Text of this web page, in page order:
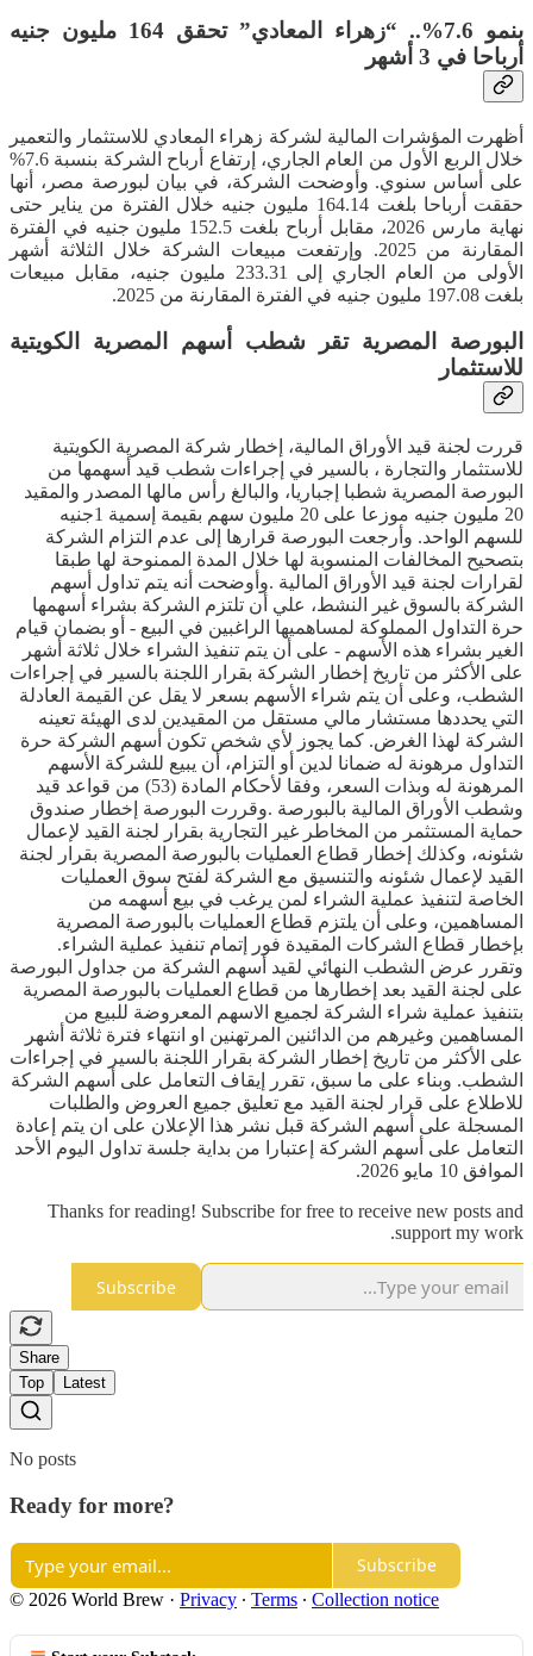
بنمو 7.6%.. “زهراء المعادي” تحقق 164 مليون جنيه
أرباحا في 3 أشهر
أظهرت المؤشرات المالية لشركة زهراء المعادي للاستثمار والتعمير
خلال الربع الأول من العام الجاري، إرتفاع أرباح الشركة بنسبة 7.6%
على أساس سنوي. وأوضحت الشركة، في بيان لبورصة مصر، أنها
حققت أرباحا بلغت 164.14 مليون جنيه خلال الفترة من يناير حتى
نهاية مارس 2026، مقابل أرباح بلغت 152.5 مليون جنيه في الفترة
المقارنة من 2025. وإرتفعت مبيعات الشركة خلال الثلاثة أشهر
الأولى من العام الجاري إلى 233.31 مليون جنيه، مقابل مبيعات
بلغت 197.08 مليون جنيه في الفترة المقارنة من 2025.
البورصة المصرية تقر شطب أسهم المصرية الكويتية
للاستثمار
قررت لجنة قيد الأوراق المالية، إخطار شركة المصرية الكويتية
للاستثمار والتجارة ، بالسير في إجراءات شطب قيد أسهمها من
البورصة المصرية شطبا إجباريا، والبالغ رأس ‏مالها المصدر والمقيد
20 مليون جنيه موزعا على 20 مليون سهم بقيمة إسمية 1جنيه
للسهم الواحد. وأرجعت البورصة قرارها إلى عدم ‏التزام الشركة
بتصحيح المخالفات المنسوبة لها خلال المدة الممنوحة لها طبقا
لقرارات لجنة قيد الأوراق المالية .وأوضحت أنه يتم تداول أسهم
الشركة بالسوق غير النشط، علي أن تلتزم الشركة بشراء أسهمها
حرة التداول المملوكة لمساهميها الراغبين في البيع - أو بضمان قيام
الغير بشراء هذه الأسهم - على أن يتم تنفيذ الشراء خلال ثلاثة أشهر
على الأكثر من تاريخ إخطار الشركة بقرار اللجنة بالسير في إجراءات
الشطب، وعلى أن يتم شراء الأسهم بسعر لا يقل عن القيمة العادلة
التي يحددها مستشار مالي مستقل من المقيدين لدى الهيئة تعينه
الشركة لهذا الغرض. كما يجوز لأي شخص تكون أسهم الشركة حرة
التداول مرهونة له ضمانا لدين أو التزام، أن يبيع للشركة الأسهم
المرهونة له وبذات السعر، وفقا لأحكام المادة (53) من قواعد قيد
وشطب ‏الأوراق المالية بالبورصة .وقررت البورصة إخطار صندوق
حماية المستثمر من المخاطر غير التجارية بقرار لجنة القيد لإعمال
شئونه، وكذلك إخطار قطاع العمليات بالبورصة المصرية بقرار لجنة
القيد لإعمال شئونه والتنسيق مع الشركة لفتح سوق العمليات
الخاصة لتنفيذ عملية الشراء لمن يرغب في بيع أسهمه من
المساهمين، وعلى أن يلتزم قطاع العمليات بالبورصة المصرية
بإخطار قطاع الشركات المقيدة فور إتمام تنفيذ عملية الشراء.
وتقرر عرض الشطب النهائي لقيد أسهم الشركة من جداول البورصة
على لجنة القيد بعد إخطارها من قطاع العمليات بالبورصة المصرية
بتنفيذ عملية شراء الشركة لجميع الاسهم المعروضة للبيع من
المساهمين وغيرهم من الدائنين المرتهنين او انتهاء فترة ثلاثة أشهر
على الأكثر من تاريخ إخطار الشركة بقرار اللجنة بالسير في إجراءات
الشطب. وبناء على ما سبق، تقرر إيقاف التعامل على أسهم الشركة
للاطلاع على قرار لجنة القيد مع تعليق جميع العروض والطلبات
المسجلة على أسهم الشركة قبل نشر هذا الإعلان على ان يتم إعادة
التعامل على أسهم الشركة إعتبارا من بداية جلسة تداول اليوم الأحد
الموافق 10 مايو 2026.
Thanks for reading! Subscribe for free to receive new posts and
support my work.
Subscribe
Share
Top
Latest
No posts
Ready for more?
Subscribe
© 2026 World Brew · Privacy ∙ Terms ∙ Collection notice